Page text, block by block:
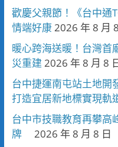
歡慶父親節！《台中通
情端好康2026 年 8 月
暖心跨海送暖！台灣首
災重建 2026 年 8 月 8
台中捷運南屯站土地開
打造宜居新地標實現軌
台中市技職教育再攀高
牌
2026 年 8 月 8 日